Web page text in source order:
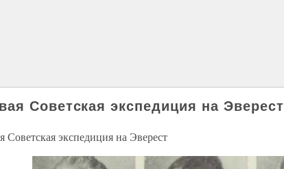
Советская экспедиция на Эверест
Советская экспедиция на Эверест